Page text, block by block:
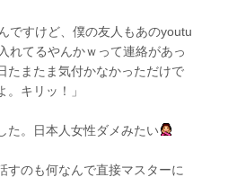
ですけど、僕の友人もあのyoutu
れてるやんかｗって連絡があっ
たまたま気付かなかっただけで
キリッ！」
た。日本人女性ダメみたい
すのも何なんで直接マスターに